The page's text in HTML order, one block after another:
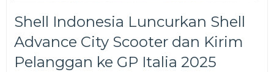
Shell Indonesia Luncurkan Shell
Advance City Scooter dan Kirim
Pelanggan ke GP Italia 2025